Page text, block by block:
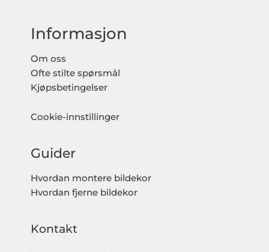
Informasjon
Om oss
Ofte stilte spørsmål
Kjøpsbetingelser
Cookie-innstillinger
Guider
Hvordan montere bildekor
Hvordan fjerne bildekor
Kontakt